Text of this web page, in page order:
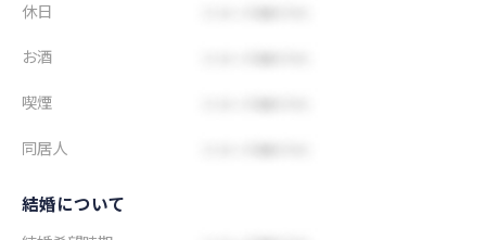
休日
お酒
喫煙
同居人
結婚について